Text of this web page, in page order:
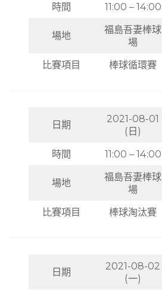
時間
11:00 – 14:00
場地
福島吾妻棒球
場
比賽項目
棒球循環賽
日期
2021-08-01
(日)
時間
11:00 – 14:00
場地
福島吾妻棒球
場
比賽項目
棒球淘汰賽
日期
2021-08-02
(一)